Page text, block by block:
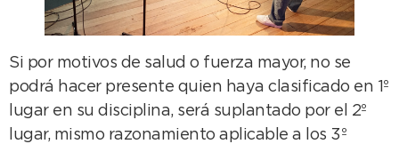
Si por motivos de salud o fuerza mayor, no se
podrá hacer presente quien haya clasificado en 1º
lugar en su disciplina, será suplantado por el 2º
lugar, mismo razonamiento aplicable a los 3º